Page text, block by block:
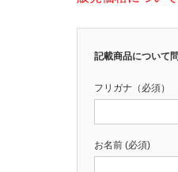
記載商品について
フリガナ（必須）
お名前 (必須)